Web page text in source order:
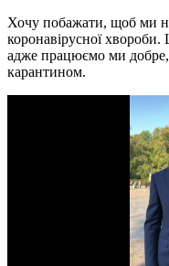
Хочу побажати, щоб ми
коронавірусної
адже працюємо ми
карантином.